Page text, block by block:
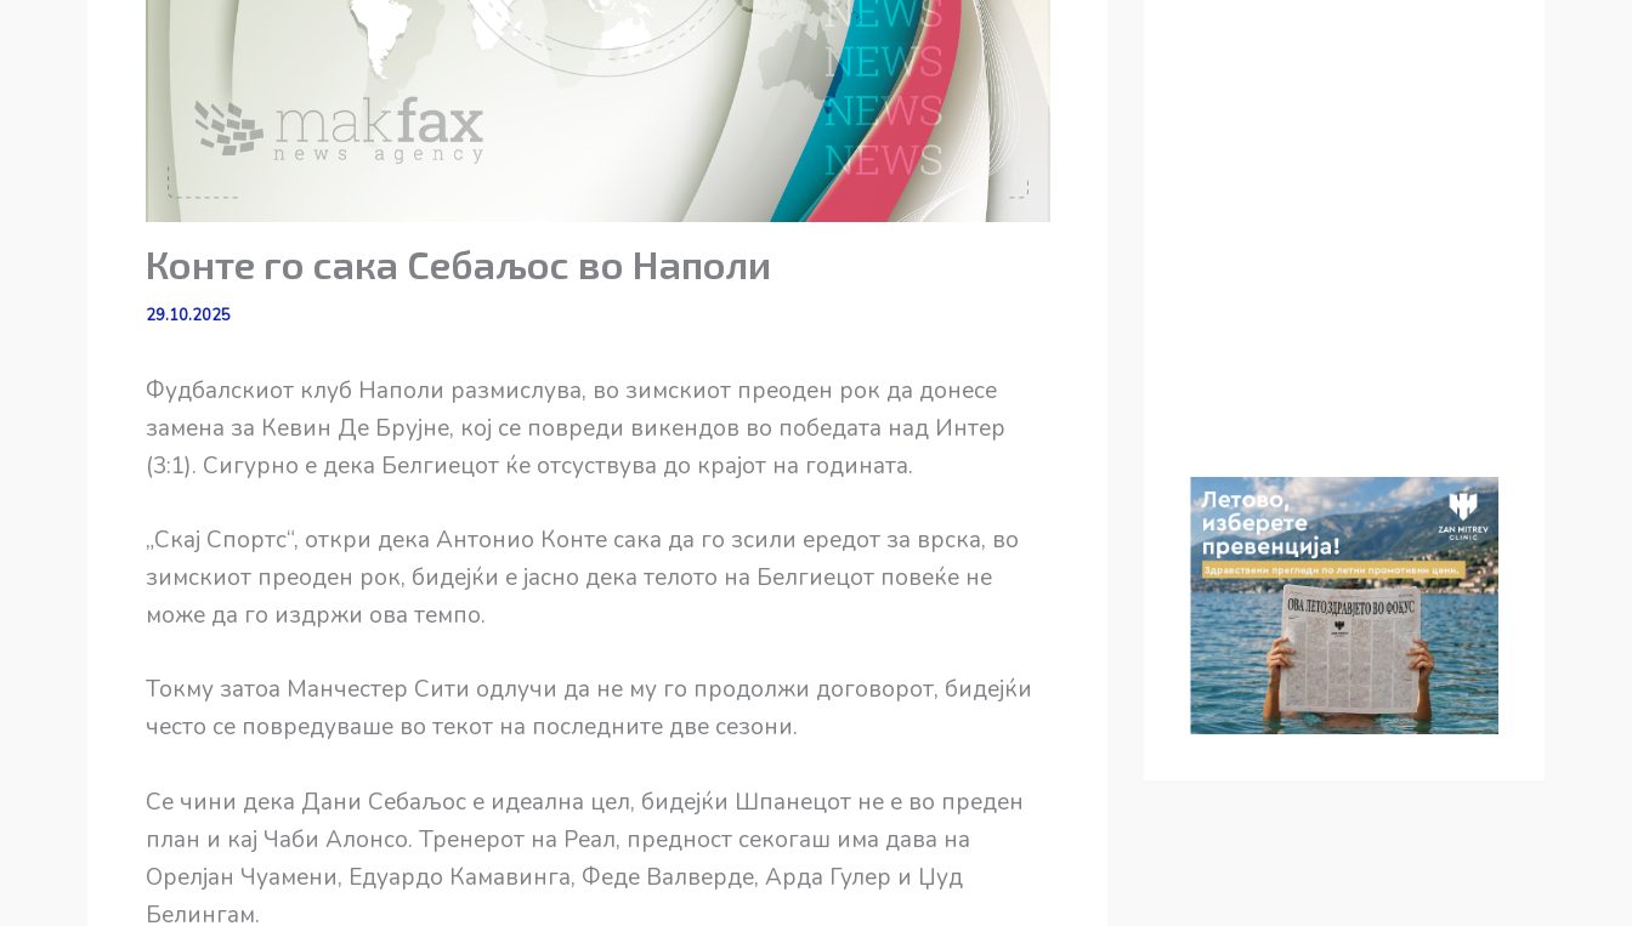
Конте го сака Себаљос во Наполи
29.10.2025
Фудбалскиот клуб Наполи размислува, во зимскиот преоден рок да донесе
замена за Кевин Де Брујне, кој се повреди викендов во победата над Интер
(3:1). Сигурно е дека Белгиецот ќе отсуствува до крајот на годината.
„Скај Спортс“, откри дека Антонио Конте сака да го зсили ередот за врска, во
зимскиот преоден рок, бидејќи е јасно дека телото на Белгиецот повеќе не
може да го издржи ова темпо.
Токму затоа Манчестер Сити одлучи да не му го продолжи договорот, бидејќи
често се повредуваше во текот на последните две сезони.
Се чини дека Дани Себаљос е идеална цел, бидејќи Шпанецот не е во преден
план и кај Чаби Алонсо. Тренерот на Реал, предност секогаш има дава на
Орелјан Чуамени, Едуардо Камавинга, Феде Валверде, Арда Гулер и Џуд
Белингам.